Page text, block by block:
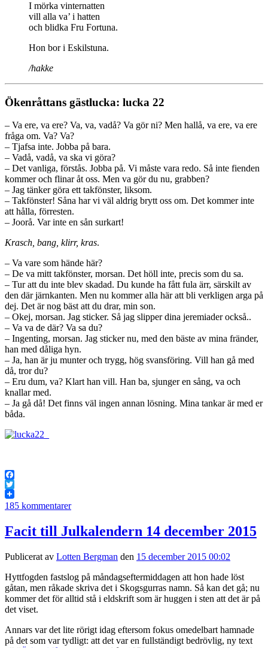
I mörka vinternatten
vill alla va’ i hatten
och blidka Fru Fortuna.
Hon bor i Eskilstuna.
/hakke
Ökenråttans gästlucka: lucka 22
– Va ere, va ere? Va, va, vadå? Va gör ni? Men hallå, va ere, va ere
fråga om. Va? Va?
– Tjafsa inte. Jobba på bara.
– Vadå, vadå, va ska vi göra?
– Det vanliga, förstås. Jobba på. Vi måste vara redo. Så inte fienden
kommer och flinar åt oss. Men va gör du nu, grabben?
– Jag tänker göra ett takfönster, liksom.
– Takfönster! Såna har vi väl aldrig brytt oss om. Det kommer inte
att hålla, förresten.
– Joorå. Var inte en sån surkart!
Krasch, bang, klirr, kras.
– Va vare som hände här?
– De va mitt takfönster, morsan. Det höll inte, precis som du sa.
– Tur att du inte blev skadad. Du kunde ha fått fula ärr, särskilt av
den där järnkanten. Men nu kommer alla här att bli verkligen arga på
dej. Det är nog bäst att du drar, min son.
– Okej, morsan. Jag sticker. Så jag slipper dina jeremiader också..
– Va va de där? Va sa du?
– Ingenting, morsan. Jag sticker nu, med den bäste av mina fränder,
han med dåliga hyn.
– Ja, han är ju munter och trygg, hög svansföring. Vill han gå med
då, tror du?
– Eru dum, va? Klart han vill. Han ba, sjunger en sång, va och
knallar med.
– Ja gå då! Det finns väl ingen annan lösning. Mina tankar är med er
båda.
Facebook
Twitter
185 kommentarer
Facit till Julkalendern 14 december 2015
Publicerat av Lotten Bergman den 15 december 2015 00:02
Hyttfogden fastslog på måndagseftermiddagen att hon hade löst
gåtan, men råkade skriva det i Skogsgurras namn. Så kan det gå; nu
kommer det för alltid stå i eldskrift som är huggen i sten att det är på
det viset.
Annars var det lite rörigt idag eftersom fokus omedelbart hamnade
på det som var tydligt: att det var en fullständigt bedrövlig, ny text